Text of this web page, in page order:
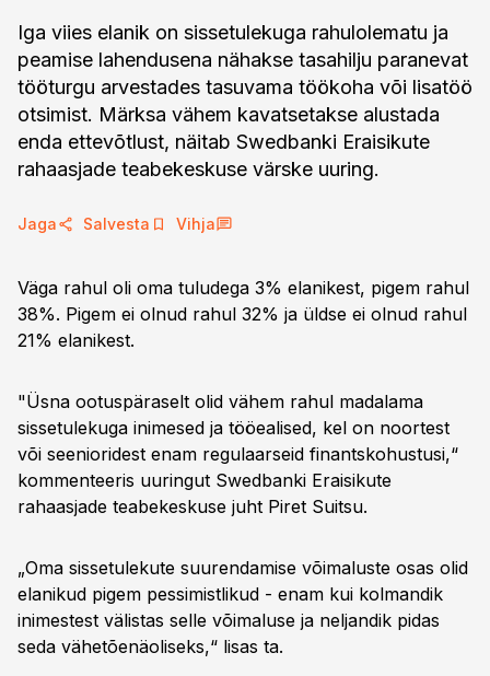
Iga viies elanik on sissetulekuga rahulolematu ja
peamise lahendusena nähakse tasahilju paranevat
tööturgu arvestades tasuvama töökoha või lisatöö
otsimist. Märksa vähem kavatsetakse alustada
enda ettevõtlust, näitab Swedbanki Eraisikute
rahaasjade teabekeskuse värske uuring.
Jaga Salvesta Vihja
Väga rahul oli oma tuludega 3% elanikest, pigem rahul
38%. Pigem ei olnud rahul 32% ja üldse ei olnud rahul
21% elanikest.
"Üsna ootuspäraselt olid vähem rahul madalama
sissetulekuga inimesed ja tööealised, kel on noortest
või seenioridest enam regulaarseid finantskohustusi,“
kommenteeris uuringut Swedbanki Eraisikute
rahaasjade teabekeskuse juht Piret Suitsu.
„Oma sissetulekute suurendamise võimaluste osas olid
elanikud pigem pessimistlikud - enam kui kolmandik
inimestest välistas selle võimaluse ja neljandik pidas
seda vähetõenäoliseks,“ lisas ta.